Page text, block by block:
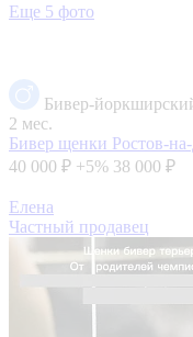
Еще 5 фото
Бивер-
2 мес.
Бивер щенки Ростов-
40 000 ₽ +5% 38 000 ₽
Елена
Частный продавец